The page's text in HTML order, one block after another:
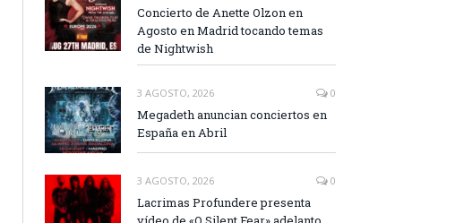
Concierto de Anette Olzon en
Agosto en Madrid tocando temas
de Nightwish
3 AGOSTO, 2026 0
Megadeth anuncian conciertos en
España en Abril
3 AGOSTO, 2026 0
Lacrimas Profundere presenta